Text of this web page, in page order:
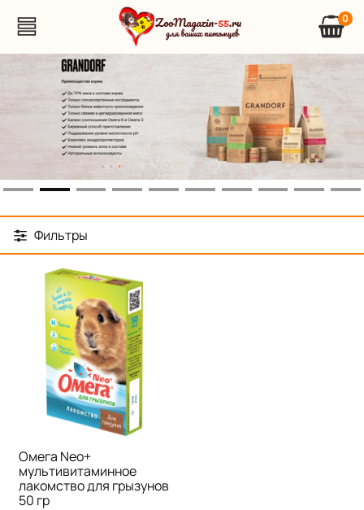
0
Фильтры
Омега Neo+
мультивитаминное
лакомство для грызунов
50 гр